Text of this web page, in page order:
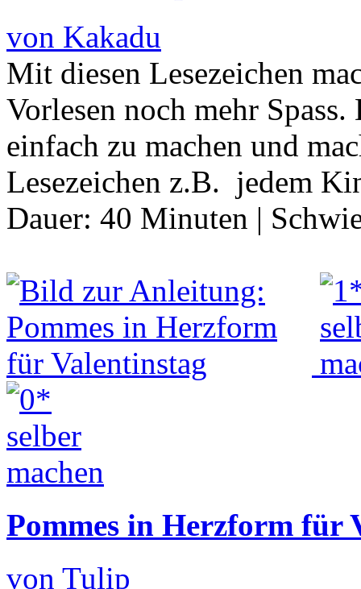
von Kakadu
Mit diesen Lesezeichen
Vorlesen noch mehr
einfach zu machen und
Lesezeichen z.B. jedem
Dauer: 40 Minuten |
Pommes in Herzform für
von Tulip